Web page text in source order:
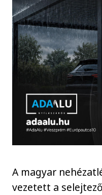
A magyar
vezetett a